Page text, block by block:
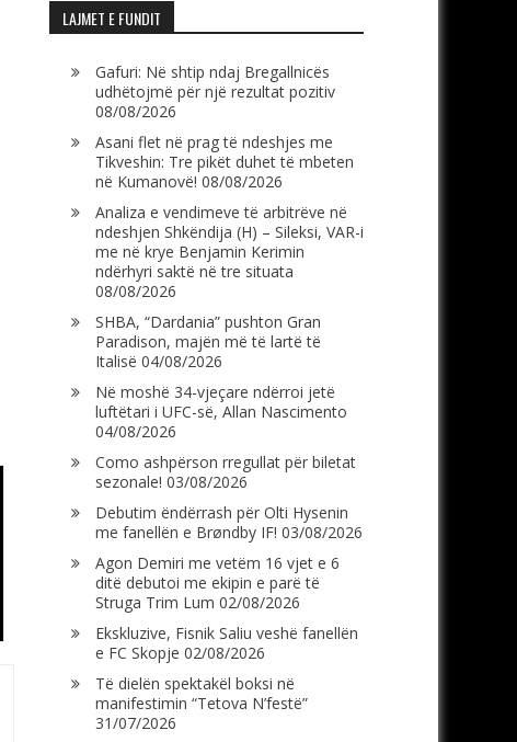
LAJMET E FUNDIT
Gafuri: Në shtip ndaj Bregallnicës
udhëtojmë për një rezultat pozitiv
08/08/2026
Asani flet në prag të ndeshjes me
Tikveshin: Tre pikët duhet të mbeten
në Kumanovë! 08/08/2026
Analiza e vendimeve të arbitrëve në
ndeshjen Shkëndija (H) – Sileksi, VAR-i
me në krye Benjamin Kerimin
ndërhyri saktë në tre situata
08/08/2026
SHBA, “Dardania” pushton Gran
Paradison, majën më të lartë të
Italisë 04/08/2026
Në moshë 34-vjeçare ndërroi jetë
luftëtari i UFC-së, Allan Nascimento
04/08/2026
Como ashpërson rregullat për biletat
sezonale! 03/08/2026
Debutim ëndërrash për Olti Hysenin
me fanellën e Brøndby IF! 03/08/2026
Agon Demiri me vetëm 16 vjet e 6
ditë debutoi me ekipin e parë të
Struga Trim Lum 02/08/2026
Ekskluzive, Fisnik Saliu veshë fanellën
e FC Skopje 02/08/2026
Të dielën spektakël boksi në
manifestimin “Tetova N’festë”
31/07/2026